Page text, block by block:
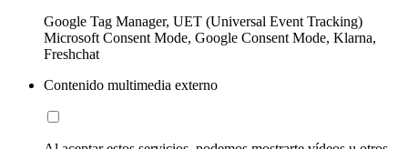
Google Tag Manager, UET (Universal Event Tracking)
Microsoft Consent Mode, Google Consent Mode, Klarna,
Freshchat
Contenido multimedia externo